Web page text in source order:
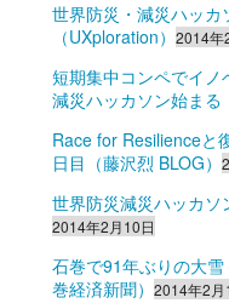
世界防災・減災ハッカ
（UXploration） 2014年
短期集中コンペでイノ
減災ハッカソン始まる
Race for Resilienceと
日目（藤沢烈 BLOG）
世界防災減災ハッカソ
2014年2月10日
石巻で91年ぶりの大
巻経済新聞） 2014年2月